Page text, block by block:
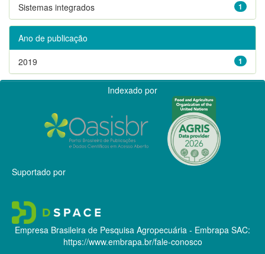
1
Sistemas integrados
Ano de publicação
1
2019
Indexado por
Suportado por
Empresa Brasileira de Pesquisa Agropecuária - Embrapa SAC:
https://www.embrapa.br/fale-conosco